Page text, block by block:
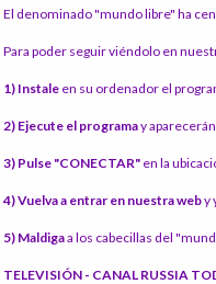
El denominado "mundo libre" ha
Para poder seguir viéndolo en
1) Instale en su ordenador el
2) Ejecute el programay
3) Pulse "CONECTAR" en la
4) Vuelva a entrar en nuestra weby
5) Maldigaa los cabecillas del
TELEVISIÓN - CANAL RUSSIA